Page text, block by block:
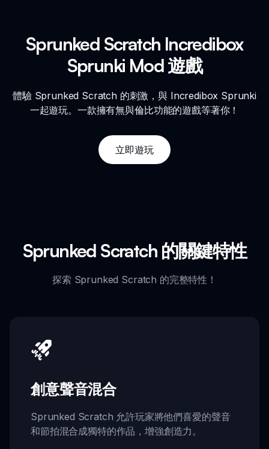
Sprunked Scratch Incredibox
Sprunki Mod 遊戲
體驗 Sprunked Scratch 的刺激，與 Incredibox Sprunki
一起遊玩。一款擁有無與倫比功能的遊戲等著你！
立即遊玩
Sprunked Scratch 的關鍵特性
探索 Sprunked Scratch 的完整特性！
創意聲音混合
Sprunked Scratch 允許玩家將他們喜愛的聲音
和節拍混合成獨特的作品，增強創造力。